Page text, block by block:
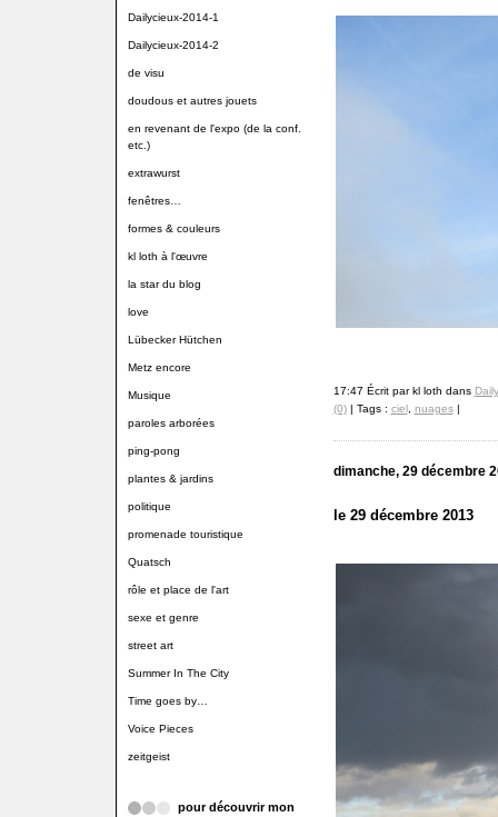
Dailycieux-2014-1
Dailycieux-2014-2
de visu
doudous et autres jouets
en revenant de l'expo (de la conf.
etc.)
extrawurst
fenêtres…
formes & couleurs
kl loth à l'œuvre
la star du blog
love
Lübecker Hütchen
Metz encore
Musique
paroles arborées
ping-pong
plantes & jardins
politique
promenade touristique
Quatsch
rôle et place de l'art
sexe et genre
street art
Summer In The City
Time goes by…
Voice Pieces
zeitgeist
pour découvrir mon
17:47 Écrit par kl loth dans
(0)| Tags : ciel, nuages|
dimanche, 29 décembre
le 29 décembre 2013